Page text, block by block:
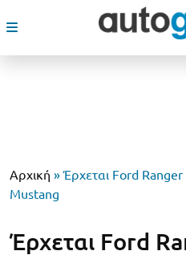
Αρχική »Έρχεται Ford
Mustang
Έρχεται Ford